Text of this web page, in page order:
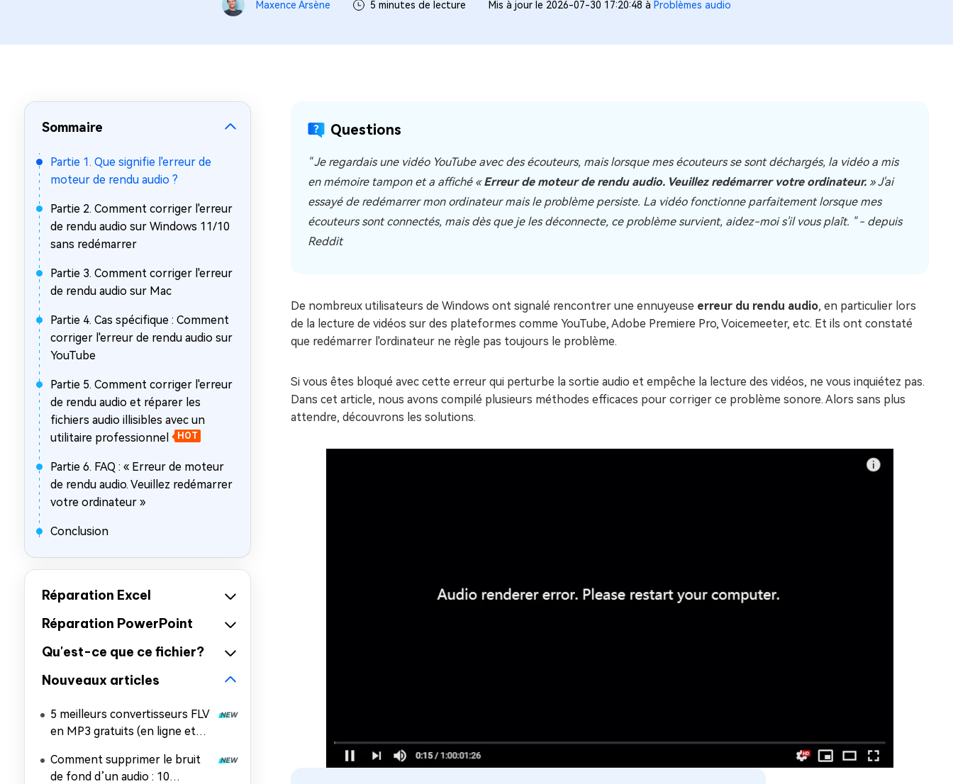
Réparer les fichiers PST/OST
en quelques minutes
Réparer les problèmes Mac
Maxence Arsène 5 minutes de lecture Mis à jour le 2026-07-30 17:20:48 à Problèmes audio
Sommaire
Partie 1. Que signifie l'erreur de
moteur de rendu audio ?
Partie 2. Comment corriger l'erreur
de rendu audio sur Windows 11/10
sans redémarrer
Partie 3. Comment corriger l'erreur
de rendu audio sur Mac
Partie 4. Cas spécifique : Comment
corriger l'erreur de rendu audio sur
YouTube
Partie 5. Comment corriger l'erreur
de rendu audio et réparer les
fichiers audio illisibles avec un
utilitaire professionnel
HOT
Partie 6. FAQ : « Erreur de moteur
de rendu audio. Veuillez redémarrer
votre ordinateur »
Conclusion
Réparation Excel
Réparation PowerPoint
Qu'est-ce que ce fichier?
Nouveaux articles
5 meilleurs convertisseurs FLV
en MP3 gratuits (en ligne et
rapidement vos vidéos Flash
Comment supprimer le bruit
de fond d’un audio : 10
Questions
" Je regardais une vidéo YouTube avec des écouteurs, mais lorsque mes écouteurs se sont déchargés, la vidéo a mis
en mémoire tampon et a affiché «Erreur de moteur de rendu audio. Veuillez redémarrer votre ordinateur. » J'ai
essayé de redémarrer mon ordinateur mais le problème persiste. La vidéo fonctionne parfaitement lorsque mes
écouteurs sont connectés, mais dès que je les déconnecte, ce problème survient, aidez-moi s'il vous plaît. " - depuis
Reddit
De nombreux utilisateurs de Windows ont signalé rencontrer une ennuyeuse erreur du rendu audio, en particulier lors
de la lecture de vidéos sur des plateformes comme YouTube, Adobe Premiere Pro, Voicemeeter, etc. Et ils ont constaté
que redémarrer l'ordinateur ne règle pas toujours le problème.
Si vous êtes bloqué avec cette erreur qui perturbe la sortie audio et empêche la lecture des vidéos, ne vous inquiétez pas.
Dans cet article, nous avons compilé plusieurs méthodes efficaces pour corriger ce problème sonore. Alors sans plus
attendre, découvrons les solutions.